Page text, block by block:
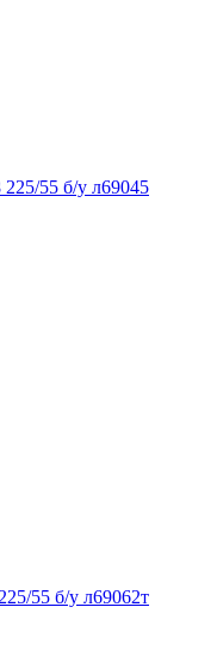
55 б/у л69045
55 б/у л69062т